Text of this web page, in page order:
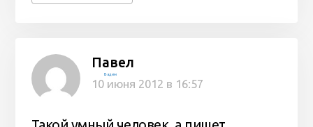
Павел
Вадим
10 июня 2012 в 16:57